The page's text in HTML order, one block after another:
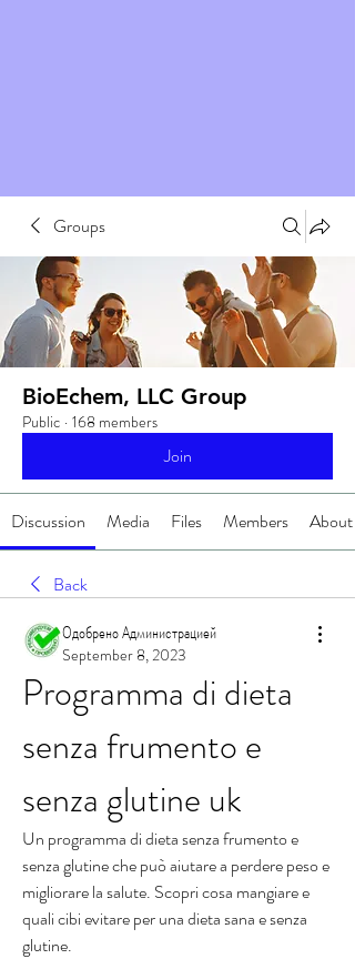
Groups
BioEchem, LLC Group
Public · 168 members
Join
Discussion Media Files Members About
Back
Одобрено Администрацией
September 8, 2023
Programma di dieta
senza frumento e
senza glutine uk
Un programma di dieta senza frumento e
senza glutine che può aiutare a perdere peso e
migliorare la salute. Scopri cosa mangiare e
quali cibi evitare per una dieta sana e senza
glutine.